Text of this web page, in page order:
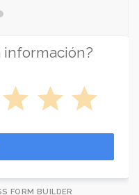
star star star
FORM BUILDER